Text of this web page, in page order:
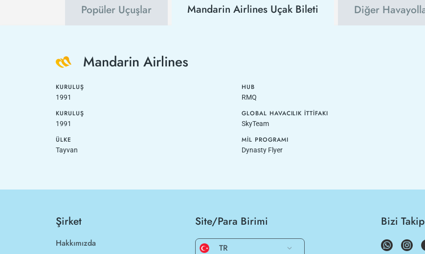
Popüler Uçuşlar Mandarin Airlines Uçak Bileti Diğer
Mandarin Airlines
KURULUŞ
1991
KURULUŞ
1991
ÜLKE
Tayvan
HUB
RMQ
GLOBAL HAVACILIK İTTIFAKI
SkyTeam
MIL PROGRAMI
Dynasty Flyer
Şirket
Hakkımızda
Site/Para Birimi
TR
Bizi